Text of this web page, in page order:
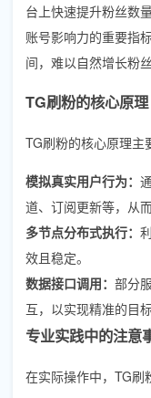
台上快速提升粉丝数
账号影响力的重要指
间，难以自然增长粉
TG刷粉的核心原理
TG刷粉的核心原理主
模拟真实用户行为：
道、订阅更新等，从
多节点分布式执行：
效且稳定。
数据接口调用： 部分
互，以实现精准的目
专业实践中的注意
在实际操作中，TG刷